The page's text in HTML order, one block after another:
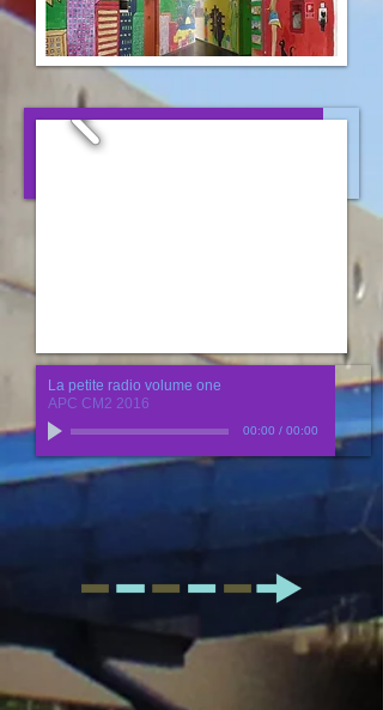
La petite radio volume two
APC CM2 2016
La petite radio volume one
APC CM2 2016
00:00 / 00:00